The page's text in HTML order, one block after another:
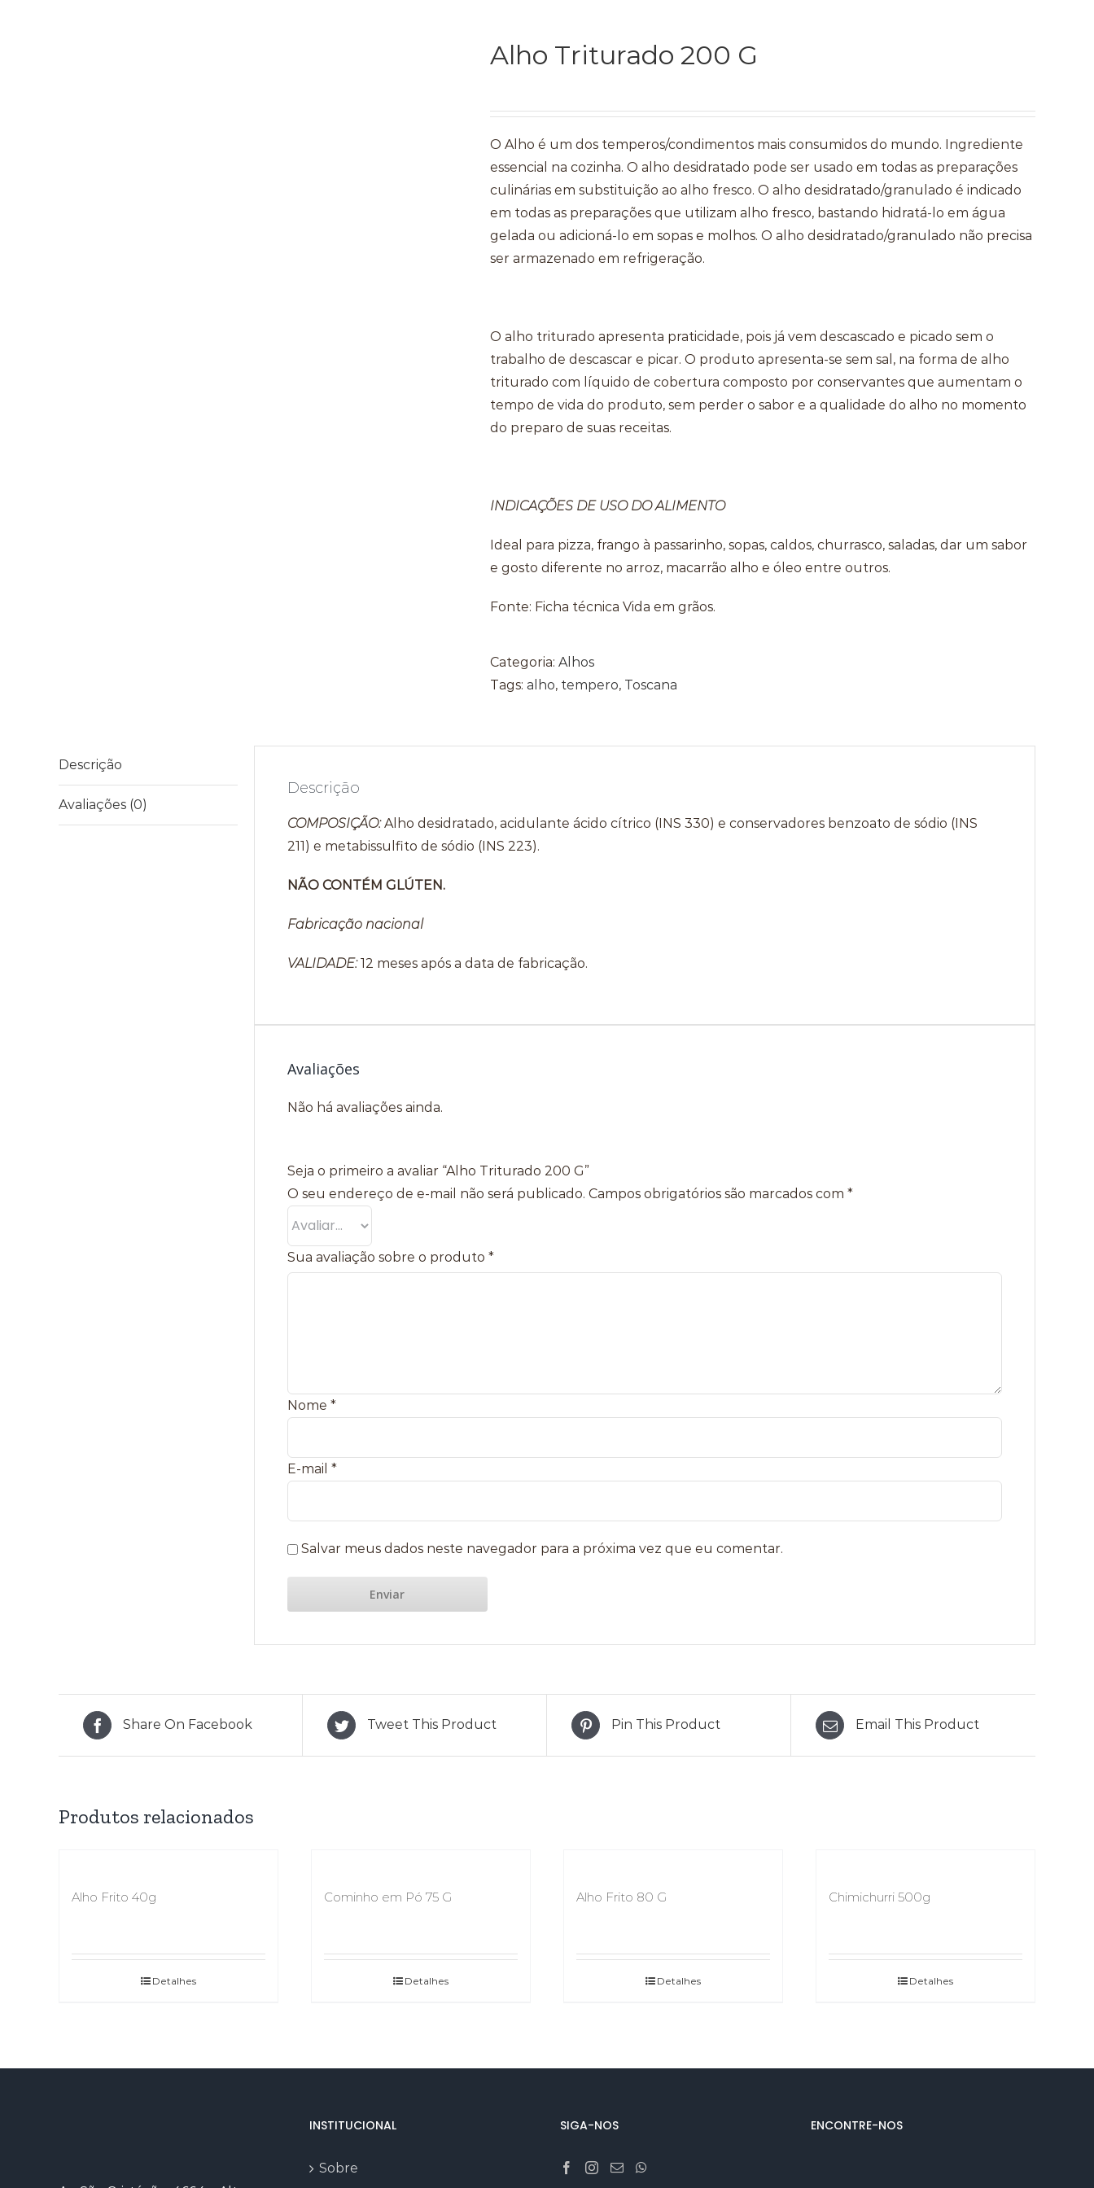
Alho Triturado 200 G
O Alho é um dos temperos/condimentos mais consumidos do mundo. Ingrediente
essencial na cozinha. O alho desidratado pode ser usado em todas as preparações
culinárias em substituição ao alho fresco. O alho desidratado/granulado é indicado
em todas as preparações que utilizam alho fresco, bastando hidratá-lo em água
gelada ou adicioná-lo em sopas e molhos. O alho desidratado/granulado não precisa
ser armazenado em refrigeração.
O alho triturado apresenta praticidade, pois já vem descascado e picado sem o
trabalho de descascar e picar. O produto apresenta-se sem sal, na forma de alho
triturado com líquido de cobertura composto por conservantes que aumentam o
tempo de vida do produto, sem perder o sabor e a qualidade do alho no momento
do preparo de suas receitas.
INDICAÇÕES DE USO DO ALIMENTO
Ideal para pizza, frango à passarinho, sopas, caldos, churrasco, saladas, dar um sabor
e gosto diferente no arroz, macarrão alho e óleo entre outros.
Fonte: Ficha técnica Vida em grãos.
Categoria: Alhos
Tags: alho, tempero, Toscana
Descrição
Avaliações (0)
Descrição
COMPOSIÇÃO:Alho desidratado, acidulante ácido cítrico (INS 330) e conservadores benzoato de sódio (INS
211) e metabissulfito de sódio (INS 223).
NÃO CONTÉM GLÚTEN.
Fabricação nacional
VALIDADE:12 meses após a data de fabricação.
Avaliações
Não há avaliações ainda.
Seja o primeiro a avaliar “Alho Triturado 200 G”
O seu endereço de e-mail não será publicado. Campos obrigatórios são marcados com *
Sua avaliação sobre o produto *
Nome *
E-mail *
Salvar meus dados neste navegador para a próxima vez que eu comentar.
Share On Facebook Tweet This Product Pin This Product Email This Product
Produtos relacionados
Alho Frito 40g
Detalhes
Cominho em Pó 75 G
Detalhes
Alho Frito 80 G
Detalhes
Chimichurri 500g
Detalhes
INSTITUCIONAL
Sobre
SIGA-NOS ENCONTRE-NOS